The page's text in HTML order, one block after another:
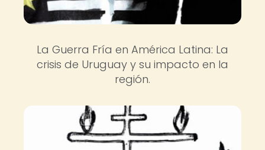
La Guerra Fría en América Latina: La
crisis de Uruguay y su impacto en la
región.